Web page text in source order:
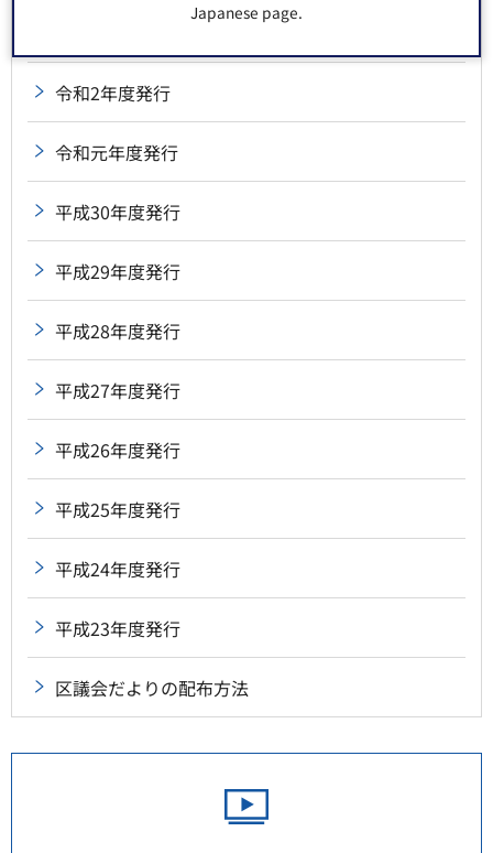
Japanese page.
令和2年度発行
令和元年度発行
平成30年度発行
平成29年度発行
平成28年度発行
平成27年度発行
平成26年度発行
平成25年度発行
平成24年度発行
平成23年度発行
区議会だよりの配布方法